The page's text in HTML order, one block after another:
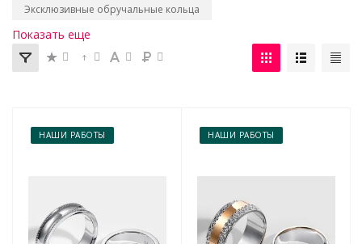
Эксклюзивные обручальные кольца
Показать еще
НАШИ РАБОТЫ НАШИ РАБОТЫ